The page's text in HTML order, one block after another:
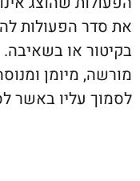
הפעולות להדברת
או בשאיבה. על כל
מיומן ומנוסה
באשר לסדר